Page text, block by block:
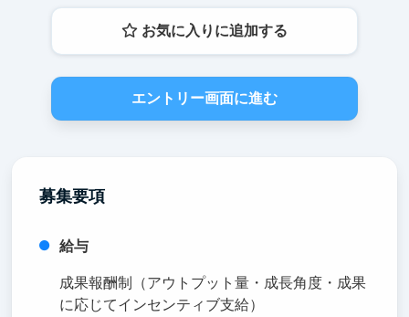
お気に入りに追加する
エントリー画面に進む
募集要項
給与
成果報酬制（アウトプット量・成長角度・成果
に応じてインセンティブ支給）